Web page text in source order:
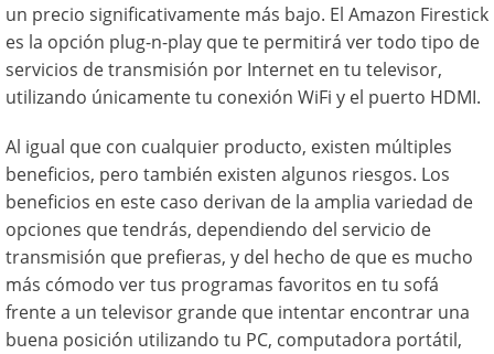
un precio significativamente más bajo. El Amazon Firestick
es la opción plug-n-play que te permitirá ver todo tipo de
servicios de transmisión por Internet en tu televisor,
utilizando únicamente tu conexión WiFi y el puerto HDMI.
Al igual que con cualquier producto, existen múltiples
beneficios, pero también existen algunos riesgos. Los
beneficios en este caso derivan de la amplia variedad de
opciones que tendrás, dependiendo del servicio de
transmisión que prefieras, y del hecho de que es mucho
más cómodo ver tus programas favoritos en tu sofá
frente a un televisor grande que intentar encontrar una
buena posición utilizando tu PC, computadora portátil,